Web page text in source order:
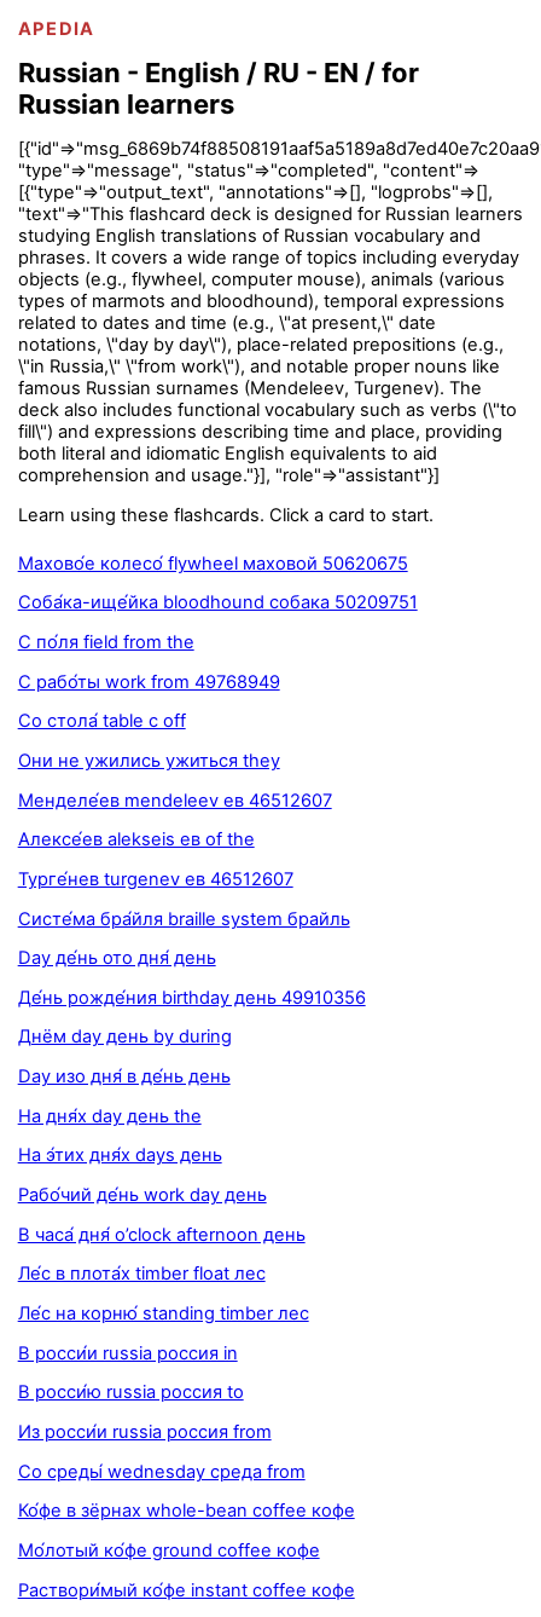
APEDIA
Russian - English / RU - EN / for
Russian learners
"type"=>"message", "status"=>"completed", "content"=>
[{"type"=>"output_text", "annotations"=>[], "logprobs"=>[],
"text"=>"This flashcard deck is designed for Russian learners
studying English translations of Russian vocabulary and
phrases. It covers a wide range of topics including everyday
objects (e.g., flywheel, computer mouse), animals (various
types of marmots and bloodhound), temporal expressions
related to dates and time (e.g., \"at present,\" date
notations, \"day by day\"), place-related prepositions (e.g.,
\"in Russia,\" \"from work\"), and notable proper nouns like
famous Russian surnames (Mendeleev, Turgenev). The
deck also includes functional vocabulary such as verbs (\"to
fill\") and expressions describing time and place, providing
both literal and idiomatic English equivalents to aid
comprehension and usage."}], "role"=>"assistant"}]
Learn using these flashcards. Click a card to start.
Махово́е колесо́ flywheel маховой 50620675
Соба́ка-ище́йка bloodhound собака 50209751
С по́ля field from the
С рабо́ты work from 49768949
Со стола́ table с off
Они не ужились ужиться they
Менделе́ев mendeleev ев 46512607
Алексе́ев alekseis ев of the
Турге́нев turgenev ев 46512607
Систе́ма бра́йля braille system брайль
Day де́нь ото дня́ день
Де́нь рожде́ния birthday день 49910356
Днём day день by during
Day изо дня́ в де́нь день
На дня́х day день the
На э́тих дня́х days день
Рабо́чий де́нь work day день
В часа́ дня́ o’clock afternoon день
Ле́с в плота́х timber float лес
Ле́с на корню́ standing timber лес
В росси́и russia россия in
В росси́ю russia россия to
Из росси́и russia россия from
Со среды́ wednesday среда from
Ко́фе в зёрнах whole-bean coffee кофе
Мо́лотый ко́фе ground coffee кофе
Раствори́мый ко́фе instant coffee кофе